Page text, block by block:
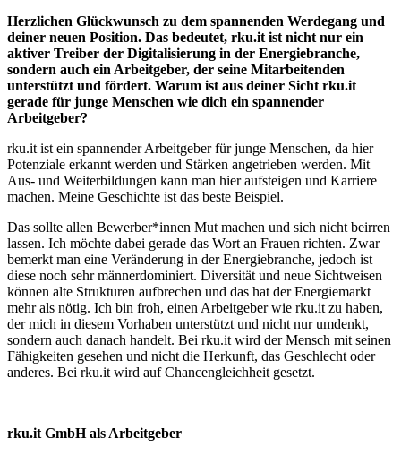
Herzlichen Glückwunsch zu dem spannenden Werdegang und
deiner neuen Position. Das bedeutet, rku.it ist nicht nur ein
aktiver Treiber der Digitalisierung in der Energiebranche,
sondern auch ein Arbeitgeber, der seine Mitarbeitenden
unterstützt und fördert. Warum ist aus deiner Sicht rku.it
gerade für junge Menschen wie dich ein spannender
Arbeitgeber?
rku.it ist ein spannender Arbeitgeber für junge Menschen, da hier
Potenziale erkannt werden und Stärken angetrieben werden. Mit
Aus- und Weiterbildungen kann man hier aufsteigen und Karriere
machen. Meine Geschichte ist das beste Beispiel.
Das sollte allen Bewerber*innen Mut machen und sich nicht beirren
lassen. Ich möchte dabei gerade das Wort an Frauen richten. Zwar
bemerkt man eine Veränderung in der Energiebranche, jedoch ist
diese noch sehr männerdominiert. Diversität und neue Sichtweisen
können alte Strukturen aufbrechen und das hat der Energiemarkt
mehr als nötig. Ich bin froh, einen Arbeitgeber wie rku.it zu haben,
der mich in diesem Vorhaben unterstützt und nicht nur umdenkt,
sondern auch danach handelt. Bei rku.it wird der Mensch mit seinen
Fähigkeiten gesehen und nicht die Herkunft, das Geschlecht oder
anderes. Bei rku.it wird auf Chancengleichheit gesetzt.
rku.it GmbH als Arbeitgeber